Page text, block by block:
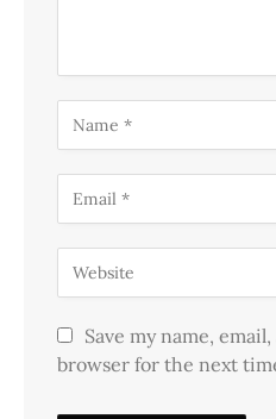
Save my name,
browser for the next